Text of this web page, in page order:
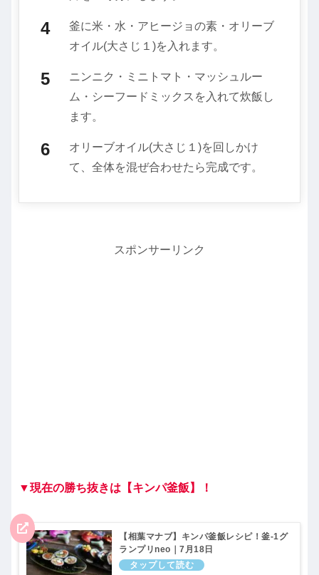
釜に米・水・アヒージョの素・オリーブ
オイル(大さじ１)を入れます。
ニンニク・ミニトマト・マッシュルー
ム・シーフードミックスを入れて炊飯し
ます。
オリーブオイル(大さじ１)を回しかけ
て、全体を混ぜ合わせたら完成です。
スポンサーリンク
▼現在の勝ち抜きは【キンパ釜飯】！
【相葉マナブ】キンパ釜飯レシピ！釜-1グ
ランプリneo｜7月18日